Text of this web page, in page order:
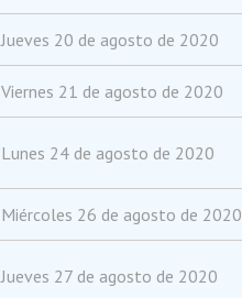
Jueves 20 de agosto de 2020
Viernes 21 de agosto de 2020
Lunes 24 de agosto de 2020
Miércoles 26 de agosto de 2020
Jueves 27 de agosto de 2020